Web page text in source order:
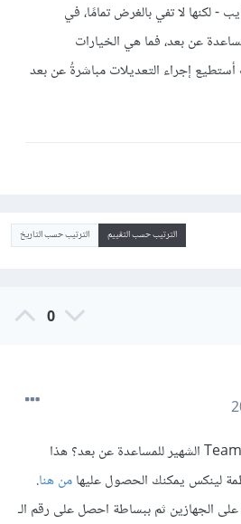
لكنها لا تفي بالغرض تمامًا، في
عن بعد، فما هي الخيارات
إجراء التعديلات مباشرةُ عن بعد
الترتيب حسب التقييم الترتيب حسب التاريخ
0
لعلك تعرفين برنامج TeamViewer الشهير للمساعدة عن بعد؟ هذا
لينكس يمكنك الحصول عليهامن هنا.
على الجهازين ثم ببساطة احصل على رقم الـ